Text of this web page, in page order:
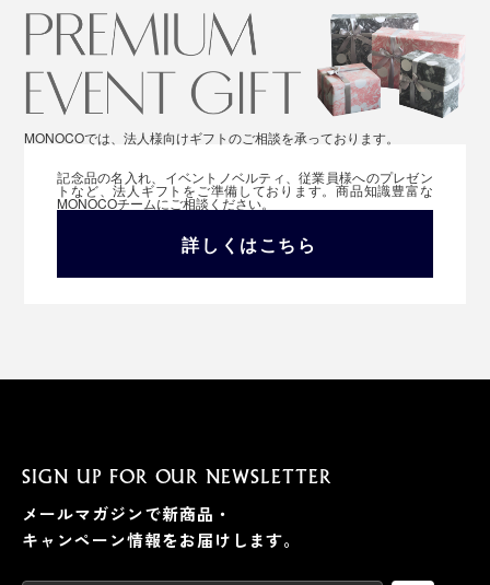
チーズができあがります。
種類：ウォッシュ
産地：イタリア ロンバルディア州
乳種：牛乳
MONOCOでは、法人様向けギフトのご相談を承っております。
記念品の名入れ、イベントノベルティ、従業員様へのプレゼン
トなど、法人ギフトをご準備しております。商品知識豊富な
MONOCOチームにご相談ください。
詳しくはこちら
SIGN UP FOR OUR NEWSLETTER
メールマガジンで新商品・
キャンペーン情報をお届けします。